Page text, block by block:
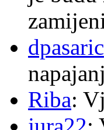
dpasaric
Riba: